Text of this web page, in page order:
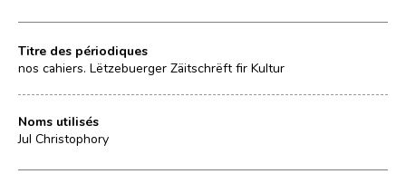
Titre des périodiques
nos cahiers. Lëtzebuerger Zäitschrëft fir Kultur
Noms utilisés
Jul Christophory